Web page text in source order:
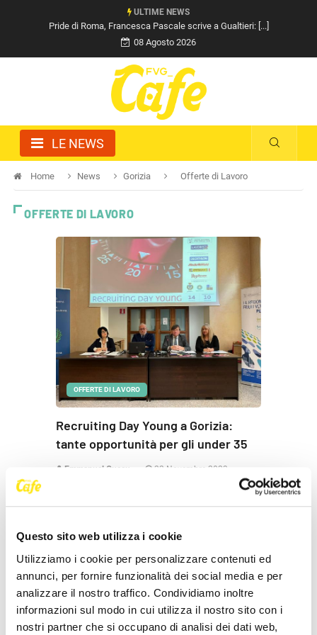
Questo sito web utilizza i cookie
Utilizziamo i cookie per personalizzare contenuti ed
annunci, per fornire funzionalità dei social media e per
analizzare il nostro traffico. Condividiamo inoltre
informazioni sul modo in cui utilizza il nostro sito con i
nostri partner che si occupano di analisi dei dati web,
ULTIME NEWS
Pride di Roma, Francesca Pascale scrive a Gualtieri: [...]
08 Agosto 2026
LE NEWS
Home News Gorizia Offerte di Lavoro
OFFERTE DI LAVORO
OFFERTE DI LAVORO
Recruiting Day Young a Gorizia:
tante opportunità per gli under 35
Emmanuel Cuccu 22 Novembre 2023
LE PIÙ RECENTI
EVENTI
Cesare Cremonini il 31 maggio
all'Aeroporto Duca d'Aosta di [...]
29 Gennaio 2026